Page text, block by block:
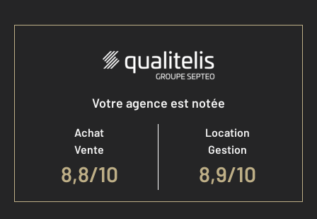
Votre agence est notée
Achat
Vente
8,8/10
Location
Gestion
8,9/10